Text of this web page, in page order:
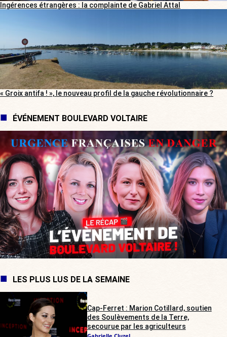
Ingérences étrangères : la complainte de Gabriel Attal
« Groix antifa ! », le nouveau profil de la gauche révolutionnaire ?
ÉVÉNEMENT BOULEVARD VOLTAIRE
LES PLUS LUS DE LA SEMAINE
Cap-Ferret : Marion Cotillard, soutien
des Soulèvements de la Terre,
secourue par les agriculteurs